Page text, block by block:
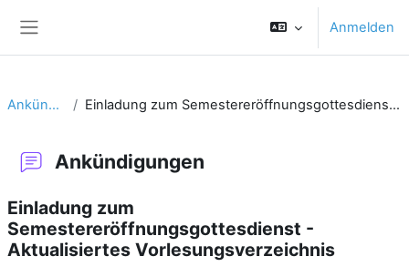
Anmelden
Ankündigungen Einladung zum Semestereröffnungsgottesdienst - Aktualisiertes Vorlesungsverzeichnis
Ankündigungen
Einladung zum
Semestereröffnungsgottesdienst -
Aktualisiertes Vorlesungsverzeichnis